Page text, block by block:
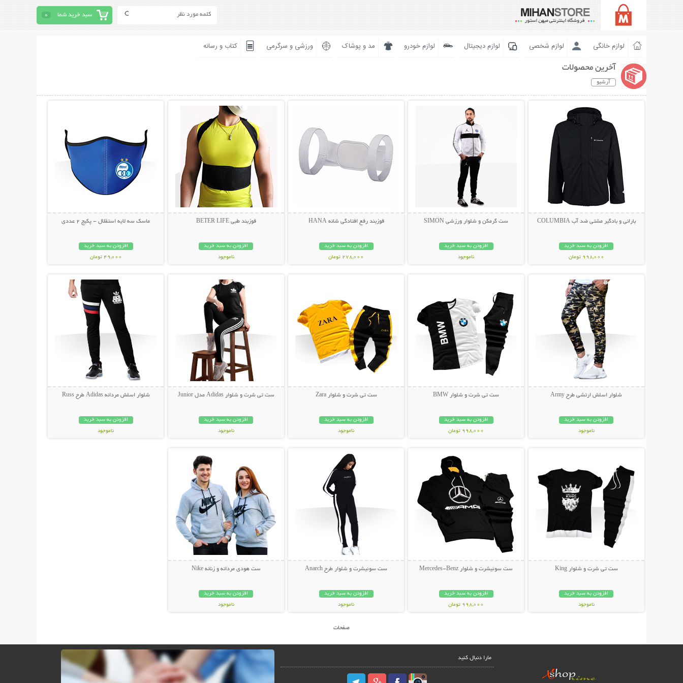
سبد خرید شما 0
لوازم خانگی لوازم شخصی لوازم دیجیتال لوازم خودرو مد و پوشاک ورزشی و سرگرمی کتاب و رسانه
آخرین محصولات
آرشیو
بارانی و بادگیر مشتی ضد آب COLUMBIA
افزودن به سبد خرید
998,000 تومان
ست گرمکن و شلوار ورزشی SIMON
افزودن به سبد خرید
ناموجود
قوزبند رفع افتادگی شانه HANA
افزودن به سبد خرید
278,000 تومان
قوزبند طبی BETER LIFE
افزودن به سبد خرید
ناموجود
ماسک سه لایه استقلال - پکیج 2 عددی
افزودن به سبد خرید
49,000 تومان
شلوار اسلش ارتشی طرح Army
افزودن به سبد خرید
ناموجود
ست تی شرت و شلوار BMW
افزودن به سبد خرید
998,000 تومان
ست تی شرت و شلوار Zara
افزودن به سبد خرید
ناموجود
ست تی شرت و شلوار Adidas مدل Junior
افزودن به سبد خرید
ناموجود
شلوار اسلش مردانه Adidas طرح Russ
افزودن به سبد خرید
ناموجود
ست تی شرت و شلوار King
افزودن به سبد خرید
ناموجود
ست سوئیشرت و شلوار Mercedes-Benz
افزودن به سبد خرید
998,000 تومان
ست سوئیشرت و شلوار طرح Anarch
افزودن به سبد خرید
ناموجود
ست هودی مردانه و زنانه Nike
افزودن به سبد خرید
ناموجود
صفحات
مارا دنبال کنید